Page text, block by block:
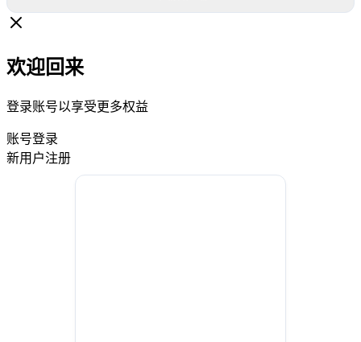
欢迎回来
登录账号以享受更多权益
账号登录
新用户注册